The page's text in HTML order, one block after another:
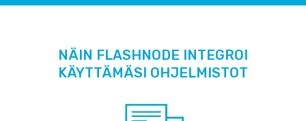
NÄIN FLASHNODE INTEGROI
KÄYTTÄMÄSI OHJELMISTOT